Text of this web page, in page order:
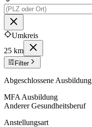
Umkreis
25 km
Filter
Abgeschlossene Ausbildung
MFA Ausbildung
Anderer Gesundheitsberuf
Anstellungsart